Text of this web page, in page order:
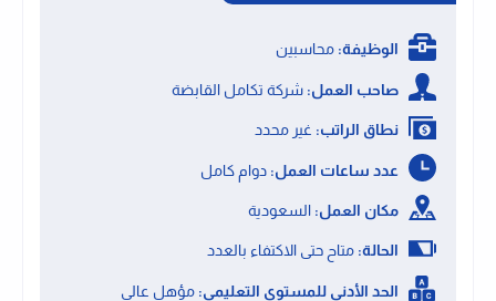
الوظيفة: محاسبين
صاحب العمل: شركة تكامل القابضة
نطاق الراتب: غير محدد
عدد ساعات العمل: دوام كامل
مكان العمل: السعودية
الحالة: متاح حتى الاكتفاء بالعدد
الحد الأدنى للمستوى التعليمي: مؤهل عالى